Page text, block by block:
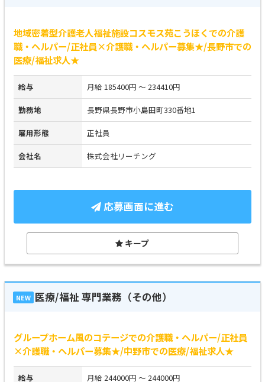
地域密着型介護老人福祉施設コスモス苑こうほくでの介護
職・ヘルパー/正社員×介護職・ヘルパー募集★/長野市での
医療/福祉求人★
給与 月給 185400円 ～ 234410円
勤務地 長野県長野市小島田町330番地1
雇用形態 正社員
会社名 株式会社リーチング
応募画面に進む
キープ
NEW 医療/福祉 専門業務（その他）
グループホーム風のコテージでの介護職・ヘルパー/正社員
×介護職・ヘルパー募集★/中野市での医療/福祉求人★
給与 月給 244000円 ～ 244000円